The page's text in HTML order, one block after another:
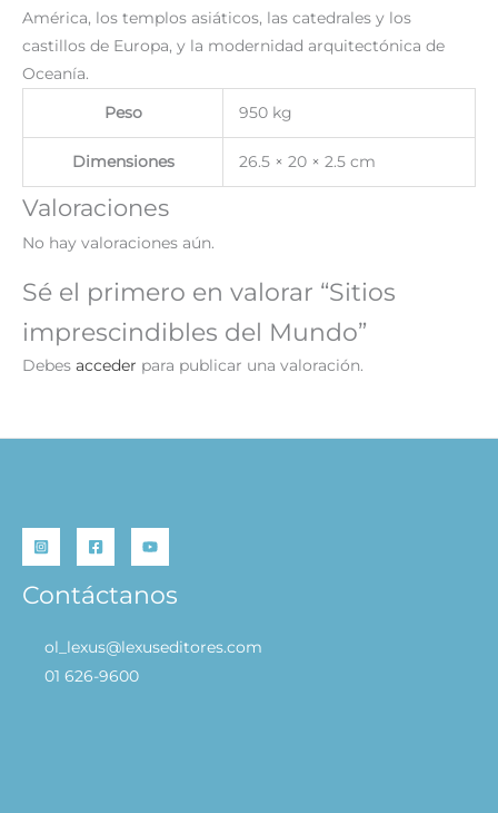
América, los templos asiáticos, las catedrales y los
castillos de Europa, y la modernidad arquitectónica de
Oceanía.
Peso 950 kg
Dimensiones 26.5 × 20 × 2.5 cm
Valoraciones
No hay valoraciones aún.
Sé el primero en valorar “Sitios
imprescindibles del Mundo”
Debes acceder para publicar una valoración.
Contáctanos
ol_lexus@lexuseditores.com
01 626-9600